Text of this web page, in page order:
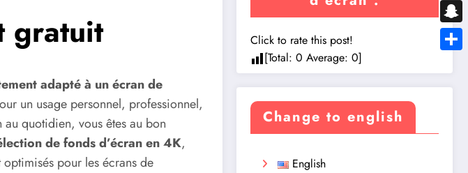
gratuit
adapté à un écran de
un usage personnel, professionnel,
quotidien, vous êtes au bon
de fonds d’écran en 4K,
pour les écrans de
Click to rate this post!
[Total: 0 Average: 0]
Change to english
English